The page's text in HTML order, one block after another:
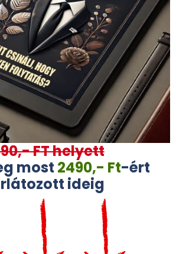
FT helyett
most 2490,- Ft-ért
ideig